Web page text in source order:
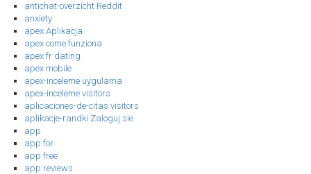
antichat-overzicht Reddit
anxiety
apex Aplikacja
apex come funziona
apex fr dating
apex mobile
apex-inceleme uygulama
apex-inceleme visitors
aplicaciones-de-citas visitors
aplikacje-randki Zaloguj sie
app
app for
app free
app reviews